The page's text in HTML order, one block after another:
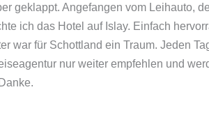
und
Islands und
geklappt. Angefangen vom Leihauto,
ich das Hotel auf Islay. Einfach
war für Schottland ein Traum. Jeden
nur weiter empfehlen und